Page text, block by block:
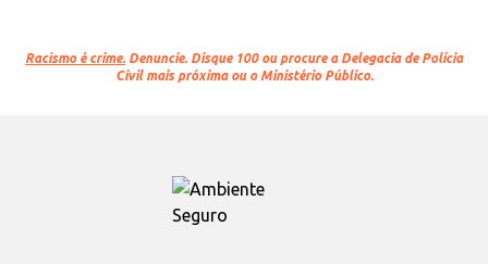
Racismo é crime. Denuncie. Disque 100 ou procure a Delegacia de Polícia
Civil mais próxima ou o Ministério Público.